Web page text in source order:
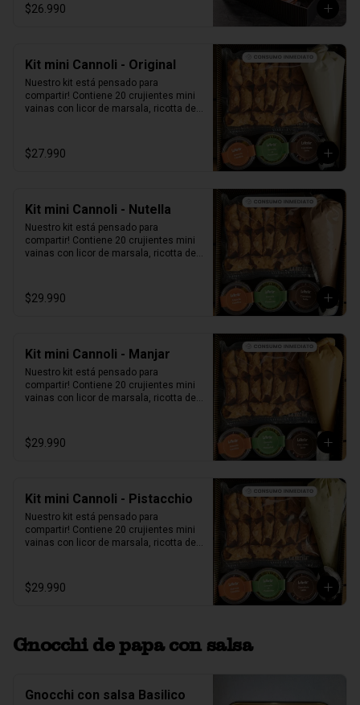
pistacho, piel de naranja confitada,
marrasquino, pistacho y una exquisita
$26.990
Kit mini Cannoli - Original
Nuestro kit está pensado para
compartir! Contiene 20 crujientes mini
vainas con licor de marsala, ricotta de
marrasquino, pistacho y una exquisita
crema de pistacho.
$27.990
Kit mini Cannoli - Nutella
Nuestro kit está pensado para
compartir! Contiene 20 crujientes mini
vainas con licor de marsala, ricotta de
naranja confitada, marrasquino,
pistacho y una exquisita crema de
$29.990
Kit mini Cannoli - Manjar
Nuestro kit está pensado para
compartir! Contiene 20 crujientes mini
vainas con licor de marsala, ricotta de
naranja confitada, marrasquino,
pistacho y una exquisita crema de
$29.990
Kit mini Cannoli - Pistacchio
Nuestro kit está pensado para
compartir! Contiene 20 crujientes mini
vainas con licor de marsala, ricotta de
pistacho, piel de naranja confitada,
marrasquino, pistacho y una exquisita
$29.990
Gnocchi de papa con salsa
Gnocchi con salsa Basilico